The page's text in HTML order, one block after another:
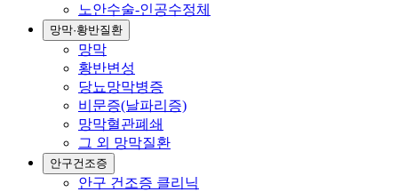
노안수술-인공수정체
망막·황반질환
망막
황반변성
당뇨망막병증
비문증(날파리증)
망막혈관폐쇄
그 외 망막질환
안구건조증
안구 건조증 클리닉